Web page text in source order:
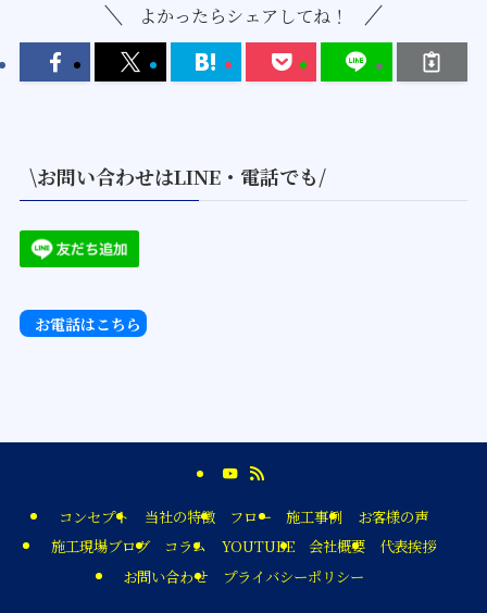
よかったらシェアしてね！
\お問い合わせはLINE・電話でも/
お電話はこちら
コンセプト 当社の特徴 フロー 施工事例
お客様の声
施工現場ブログ
コラム YOUTUBE 会社概要
代表挨拶
お問い合わせ
プライバシーポリシー